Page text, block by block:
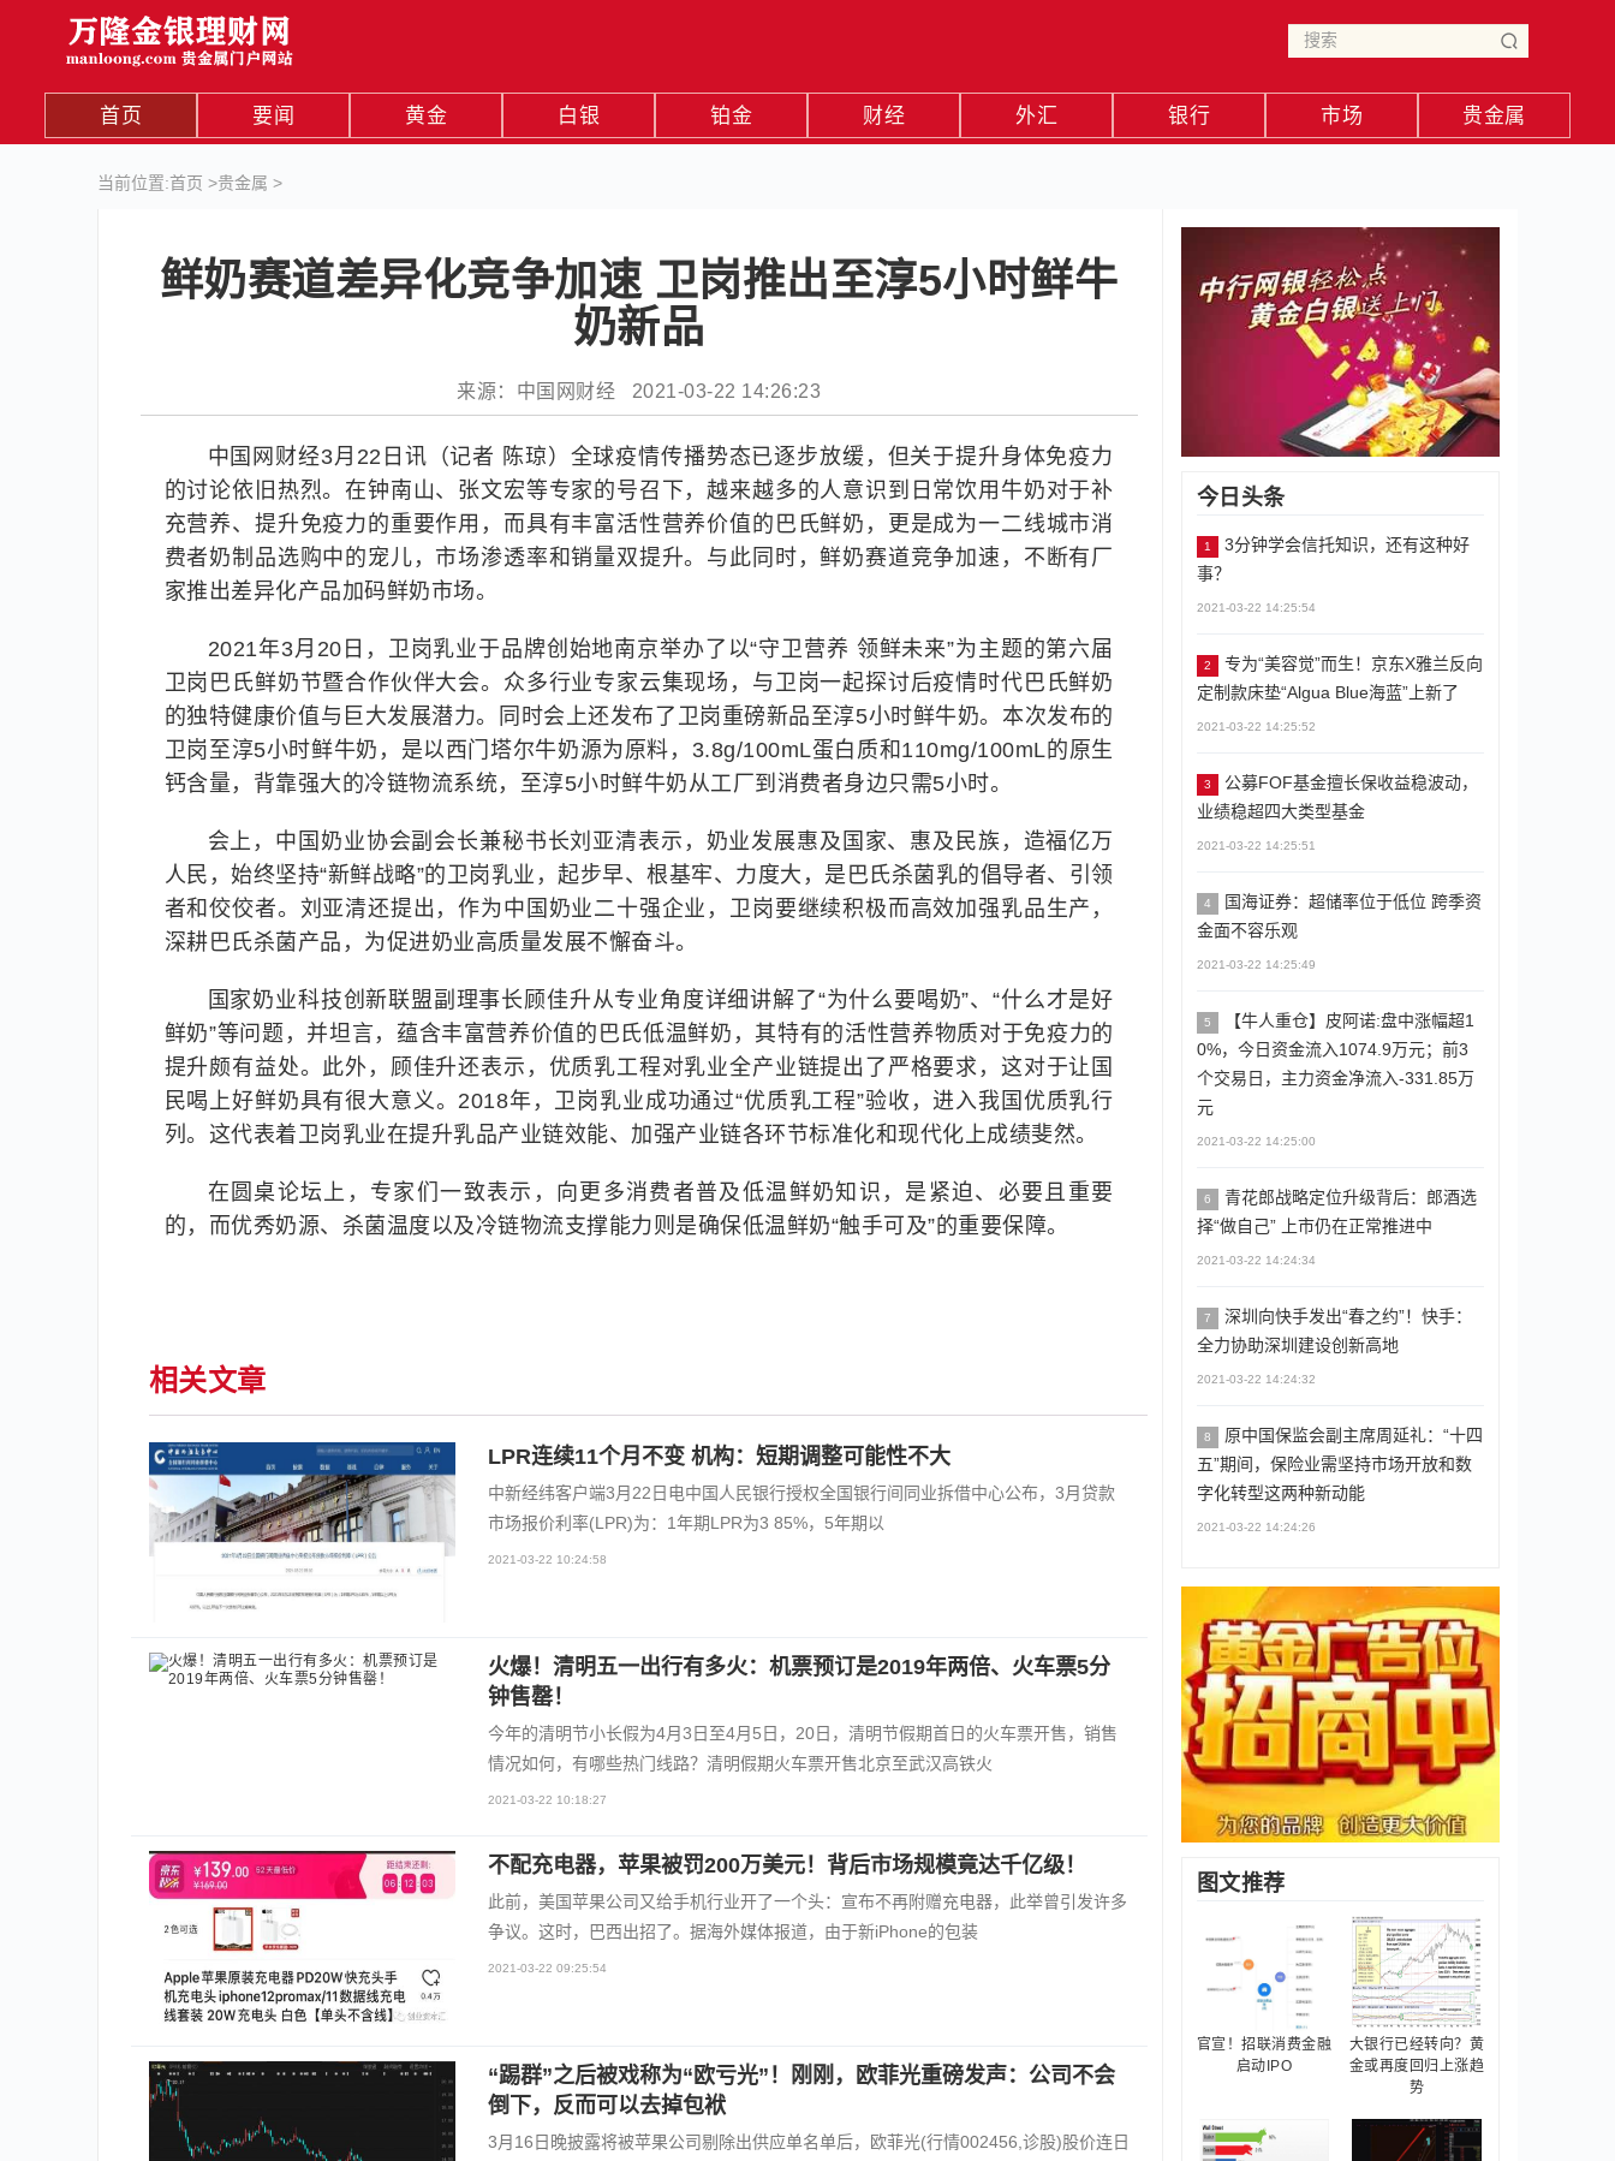
首页 要闻 黄金 白银 铂金 财经 外汇 银行 市场 贵金属
当前位置:首页 >贵金属 >
鲜奶赛道差异化竞争加速 卫岗推出至淳5小时鲜牛
奶新品
来源：中国网财经 2021-03-22 14:26:23
中国网财经3月22日讯（记者 陈琼）全球疫情传播势态已逐步放缓，但关于提升身体免疫力
的讨论依旧热烈。在钟南山、张文宏等专家的号召下，越来越多的人意识到日常饮用牛奶对于补
充营养、提升免疫力的重要作用，而具有丰富活性营养价值的巴氏鲜奶，更是成为一二线城市消
费者奶制品选购中的宠儿，市场渗透率和销量双提升。与此同时，鲜奶赛道竞争加速，不断有厂
家推出差异化产品加码鲜奶市场。
2021年3月20日，卫岗乳业于品牌创始地南京举办了以“守卫营养 领鲜未来”为主题的第六届
卫岗巴氏鲜奶节暨合作伙伴大会。众多行业专家云集现场，与卫岗一起探讨后疫情时代巴氏鲜奶
的独特健康价值与巨大发展潜力。同时会上还发布了卫岗重磅新品至淳5小时鲜牛奶。本次发布的
卫岗至淳5小时鲜牛奶，是以西门塔尔牛奶源为原料，3.8g/100mL蛋白质和110mg/100mL的原生
钙含量，背靠强大的冷链物流系统，至淳5小时鲜牛奶从工厂到消费者身边只需5小时。
会上，中国奶业协会副会长兼秘书长刘亚清表示，奶业发展惠及国家、惠及民族，造福亿万
人民，始终坚持“新鲜战略”的卫岗乳业，起步早、根基牢、力度大，是巴氏杀菌乳的倡导者、引领
者和佼佼者。刘亚清还提出，作为中国奶业二十强企业，卫岗要继续积极而高效加强乳品生产，
深耕巴氏杀菌产品，为促进奶业高质量发展不懈奋斗。
国家奶业科技创新联盟副理事长顾佳升从专业角度详细讲解了“为什么要喝奶”、“什么才是好
鲜奶”等问题，并坦言，蕴含丰富营养价值的巴氏低温鲜奶，其特有的活性营养物质对于免疫力的
提升颇有益处。此外，顾佳升还表示，优质乳工程对乳业全产业链提出了严格要求，这对于让国
民喝上好鲜奶具有很大意义。2018年，卫岗乳业成功通过“优质乳工程”验收，进入我国优质乳行
列。这代表着卫岗乳业在提升乳品产业链效能、加强产业链各环节标准化和现代化上成绩斐然。
在圆桌论坛上，专家们一致表示，向更多消费者普及低温鲜奶知识，是紧迫、必要且重要
的，而优秀奶源、杀菌温度以及冷链物流支撑能力则是确保低温鲜奶“触手可及”的重要保障。
相关文章
LPR连续11个月不变 机构：短期调整可能性不大
中新经纬客户端3月22日电中国人民银行授权全国银行间同业拆借中心公布，3月贷款
市场报价利率(LPR)为：1年期LPR为3 85%，5年期以
2021-03-22 10:24:58
火爆！清明五一出行有多火：机票预订是2019年两倍、火车票5分
钟售罄！
今年的清明节小长假为4月3日至4月5日，20日，清明节假期首日的火车票开售，销售
情况如何，有哪些热门线路？清明假期火车票开售北京至武汉高铁火
2021-03-22 10:18:27
不配充电器，苹果被罚200万美元！背后市场规模竟达千亿级！
此前，美国苹果公司又给手机行业开了一个头：宣布不再附赠充电器，此举曾引发许多
争议。这时，巴西出招了。据海外媒体报道，由于新iPhone的包装
2021-03-22 09:25:54
“踢群”之后被戏称为“欧亏光”！刚刚，欧菲光重磅发声：公司不会
倒下，反而可以去掉包袱
3月16日晚披露将被苹果公司剔除出供应单名单后，欧菲光(行情002456,诊股)股价连日
今日头条
1
3分钟学会信托知识，还有这种好
事？
2021-03-22 14:25:54
2
专为“美容觉”而生！京东X雅兰反向
定制款床垫“Algua Blue海蓝”上新了
2021-03-22 14:25:52
3
公募FOF基金擅长保收益稳波动，
业绩稳超四大类型基金
2021-03-22 14:25:51
4
国海证券：超储率位于低位 跨季资
金面不容乐观
2021-03-22 14:25:49
5
【牛人重仓】皮阿诺:盘中涨幅超1
0%，今日资金流入1074.9万元；前3
个交易日，主力资金净流入-331.85万
元
2021-03-22 14:25:00
6
青花郎战略定位升级背后：郎酒选
择“做自己” 上市仍在正常推进中
2021-03-22 14:24:34
7
深圳向快手发出“春之约”！快手：
全力协助深圳建设创新高地
2021-03-22 14:24:32
8
原中国保监会副主席周延礼：“十四
五”期间，保险业需坚持市场开放和数
字化转型这两种新动能
2021-03-22 14:24:26
图文推荐
官宣！招联消费金融
启动IPO
大银行已经转向？黄
金或再度回归上涨趋
势